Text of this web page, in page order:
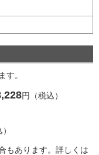
す。
円（税込）
もあります。詳しくは